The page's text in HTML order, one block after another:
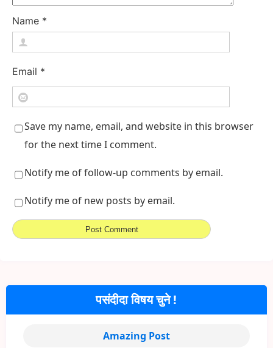
Name *
Email *
Save my name, email, and website in this browser
for the next time I comment.
Notify me of follow-up comments by email.
Notify me of new posts by email.
पसंदीदा विषय चुने !
Amazing Post